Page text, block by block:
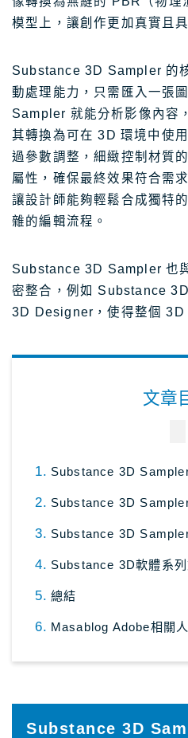
日亞｜Amazon Music
日本轉運推薦Rakuten
TravelJP 日本旅遊超值資訊
日本租車｜8大租車網站比
日本租車｜樂天租車 最便
日本租車｜Tabirai租車
日本租車｜日本高速公路
Adobe Stock素材網站
illustAC日本插圖素材網站
21個免費素材網站
8大日本插圖素材網站
與Masa聯絡
模型上，讓創作更加真實且
Substance 3D Sampler 的
動處理能力，只需匯入一張
Sampler 就能分析影像內容
其轉換為可在 3D 環境中使
過參數調整，細緻控制材質
屬性，確保最終效果符合需
讓設計師能夠輕鬆合成獨特
雜的編輯流程。
Substance 3D Sampler 也
密整合，例如 Substance
3D Designer，使得整個 3D
文章
Substance 3D
Substance 3D
Substance 3D
Substance 3D軟體系
總結
Masablog Adobe相關人
Substance 3D